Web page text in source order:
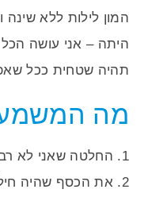
המון לילות ללא
היתה – אני עושה
תהיה שטחית ככל
מה
1. החלטה שאני לא רבה. על כלום.
2. את הכסף שהיה חילקנו שווה בשווה.